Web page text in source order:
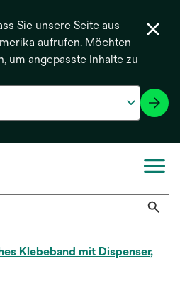
Sie unsere Seite aus
aufrufen. Möchten
um angepasste Inhalte zu
Klebeband mit Dispenser,